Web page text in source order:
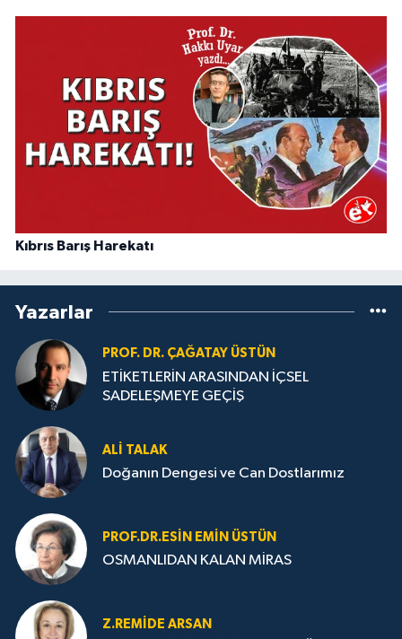
Kıbrıs Barış Harekatı
Yazarlar
PROF. DR. ÇAĞATAY ÜSTÜN
ETİKETLERİN ARASINDAN İÇSEL
SADELEŞMEYE GEÇİŞ
ALI TALAK
Doğanın Dengesi ve Can Dostlarımız
PROF.DR.ESIN EMIN ÜSTÜN
OSMANLIDAN KALAN MİRAS
Z.REMIDE ARSAN